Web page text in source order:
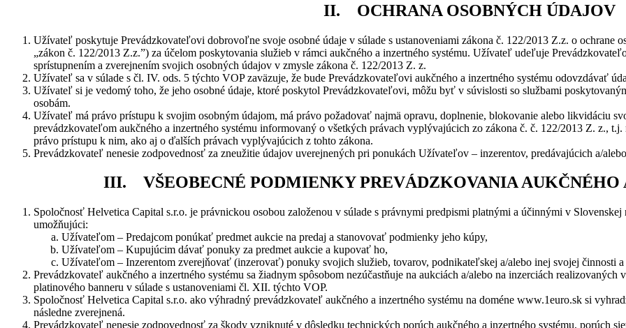
II. OCHRANA OSOBNÝCH ÚDAJOV
Užívateľ poskytuje Prevádzkovateľovi dobrovoľne svoje osobné údaje v súlade s ustanoveniami zákona č. 122/2013 Z.z. o ochrane
„zákon č. 122/2013 Z.z.”) za účelom poskytovania služieb v rámci aukčného a inzertného systému. Užívateľ udeľuje
sprístupnením a zverejnením svojich osobných údajov v zmysle zákona č. 122/2013 Z. z.
Užívateľ sa v súlade s čl. IV. ods. 5 týchto VOP zaväzuje, že bude Prevádzkovateľovi aukčného a inzertného systému odovzdávať
Užívateľ si je vedomý toho, že jeho osobné údaje, ktoré poskytol Prevádzkovateľovi, môžu byť v súvislosti so službami
osobám.
Užívateľ má právo prístupu k svojim osobným údajom, má právo požadovať najmä opravu, doplnenie, blokovanie alebo likvidáciu
prevádzkovateľom aukčného a inzertného systému informovaný o všetkých právach vyplývajúcich zo zákona č. č. 122/2013 Z. z.,
právo prístupu k nim, ako aj o ďalších právach vyplývajúcich z tohto zákona.
Prevádzkovateľ nenesie zodpovednosť za zneužitie údajov uverejnených pri ponukách Užívateľov – inzerentov, predávajúcich a/
III. VŠEOBECNÉ PODMIENKY PREVÁDZKOVANIA AUKČNÉHO
Spoločnosť Helvetica Capital s.r.o. je právnickou osobou založenou v súlade s právnymi predpismi platnými a účinnými v
umožňujúci:
Užívateľom – Predajcom ponúkať predmet aukcie na predaj a stanovovať podmienky jeho kúpy,
Užívateľom – Kupujúcim dávať ponuky za predmet aukcie a kupovať ho,
Užívateľom – Inzerentom zverejňovať (inzerovať) ponuky svojich služieb, tovarov, podnikateľskej a/alebo inej svojej činnosti
Prevádzkovateľ aukčného a inzertného systému sa žiadnym spôsobom nezúčastňuje na aukciách a/alebo na inzerciách
platinového banneru v súlade s ustanoveniami čl. XII. týchto VOP.
Spoločnosť Helvetica Capital s.r.o. ako výhradný prevádzkovateľ aukčného a inzertného systému na doméne www.1euro.sk si
následne zverejnená.
Prevádzkovateľ nenesie zodpovednosť za škody vzniknuté v dôsledku technických porúch aukčného a inzertného systému, porúch